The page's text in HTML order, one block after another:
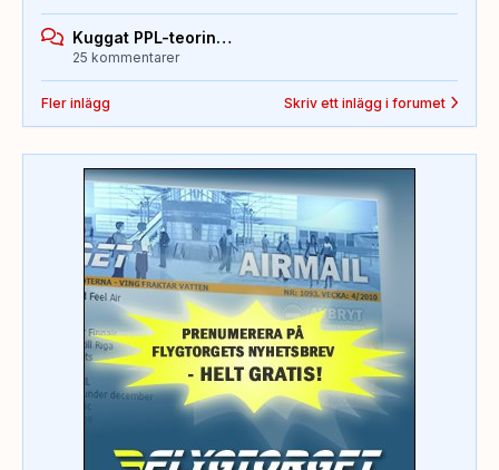
Kuggat PPL-teorin…
25 kommentarer
Fler inlägg Skriv ett inlägg i forumet